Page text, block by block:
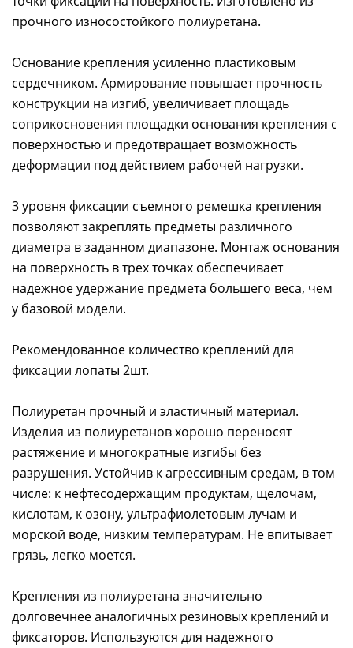
прочного износостойкого полиуретана.
Основание крепления усиленно пластиковым
сердечником. Армирование повышает прочность
конструкции на изгиб, увеличивает площадь
соприкосновения площадки основания крепления с
поверхностью и предотвращает возможность
деформации под действием рабочей нагрузки.
3 уровня фиксации съемного ремешка крепления
позволяют закреплять предметы различного
диаметра в заданном диапазоне. Монтаж основания
на поверхность в трех точках обеспечивает
надежное удержание предмета большего веса, чем
у базовой модели.
Рекомендованное количество креплений для
фиксации лопаты 2шт.
Полиуретан прочный и эластичный материал.
Изделия из полиуретанов хорошо переносят
растяжение и многократные изгибы без
разрушения. Устойчив к агрессивным средам, в том
числе: к нефтесодержащим продуктам, щелочам,
кислотам, к озону, ультрафиолетовым лучам и
морской воде, низким температурам. Не впитывает
грязь, легко моется.
Крепления из полиуретана значительно
долговечнее аналогичных резиновых креплений и
фиксаторов. Используются для надежного